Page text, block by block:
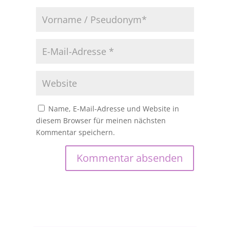
Name, E-Mail-Adresse und Website in
diesem Browser für meinen nächsten
Kommentar speichern.